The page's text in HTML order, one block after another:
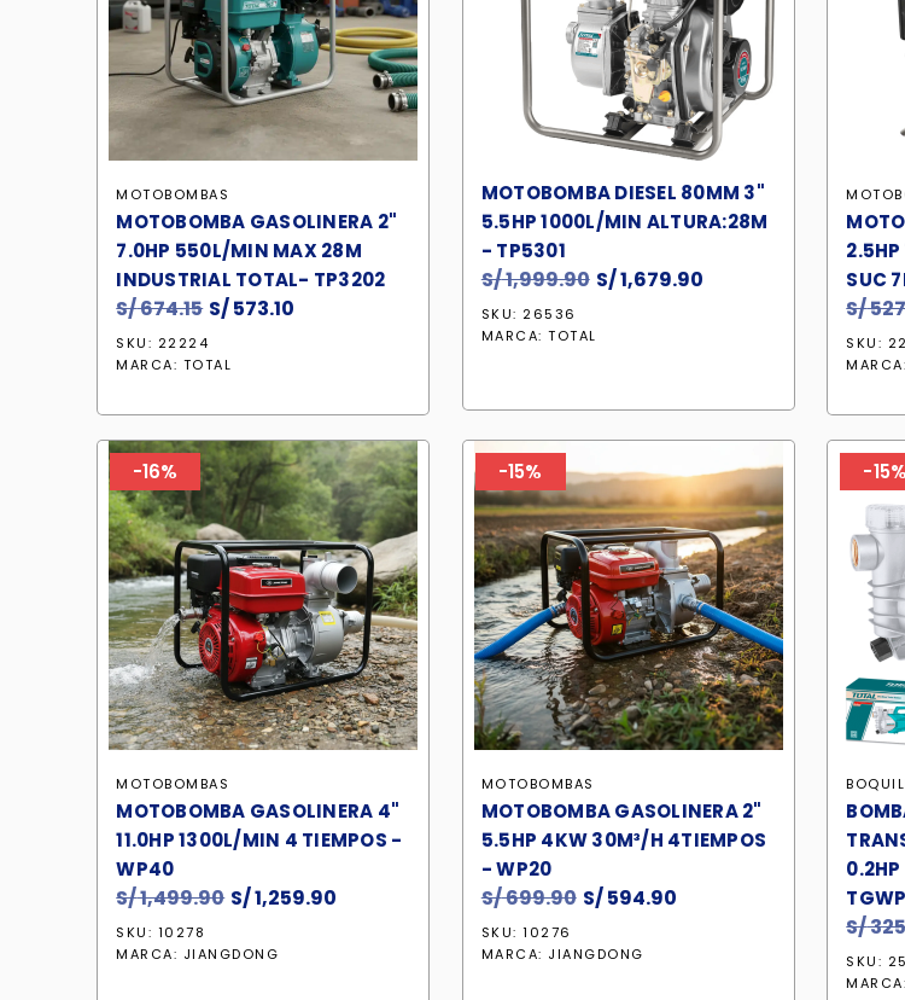
MOTOBOMBAS
MOTOBOMBA GASOLINERA 2"
7.0HP 550L/MIN MAX 28M
INDUSTRIAL TOTAL- TP3202
S/674.15 El
original
S/ 674.15.
S/573.10
S/ 573.10.
SKU: 22224
MARCA: TOTAL
MOTOBOMBA DIESEL 80MM 3"
5.5HP 1000L/MIN ALTURA:28M
- TP5301
S/1,999.90 El
S/1,679.90
SKU: 26536
MARCA:TOTAL
SUC
S/
SKU:
MARCA:
-16%
MOTOBOMBAS
MOTOBOMBA GASOLINERA 4"
11.0HP 1300L/MIN 4 TIEMPOS -
WP40
S/1,499.90 El
original
S/1,259.90
SKU: 10278
MARCA: JIANGDONG
-15%
MOTOBOMBAS
MOTOBOMBA GASOLINERA 2"
5.5HP 4KW 30M³/H 4TIEMPOS
- WP20
S/699.90 El
original
S/594.90
SKU: 10276
MARCA: JIANGDONG
-15%
S/
SKU:
MARCA: